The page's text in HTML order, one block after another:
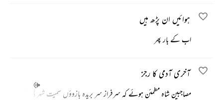
ہوائیں ان پڑھ ہیں
اب کے بار پھر
آخری آدمی کا رجز
مصاجبین شاہ مطمئن ہوئے کہ سرفراز سر بریدہ بازوؤں سمیت شہر کی فصیل پر